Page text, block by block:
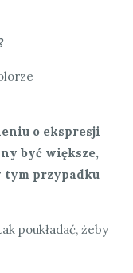
o ekspresji
być większe,
tym przypadku
poukładać, żeby